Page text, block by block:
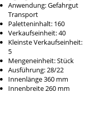
Anwendung: Gefahrgut
Transport
Paletteninhalt: 160
Verkaufseinheit: 40
Kleinste Verkaufseinheit:
5
Mengeneinheit: Stück
Ausführung: 28/22
Innenlänge 360 mm
Innenbreite 260 mm